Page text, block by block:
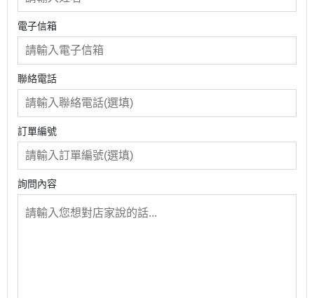
電子信箱
聯絡電話
訂單編號
詢問內容